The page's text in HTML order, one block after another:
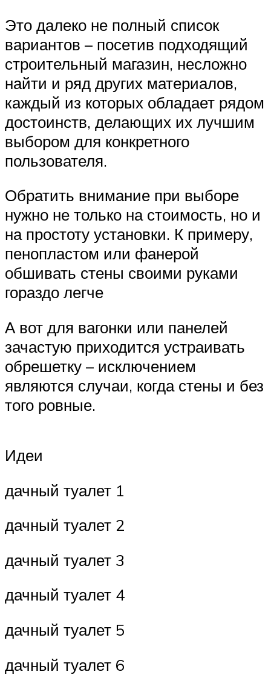
Это далеко не полный список
вариантов – посетив подходящий
строительный магазин, несложно
найти и ряд других материалов,
каждый из которых обладает рядом
достоинств, делающих их лучшим
выбором для конкретного
пользователя.
Обратить внимание при выборе
нужно не только на стоимость, но и
на простоту установки. К примеру,
пенопластом или фанерой
обшивать стены своими руками
гораздо легче
А вот для вагонки или панелей
зачастую приходится устраивать
обрешетку – исключением
являются случаи, когда стены и без
того ровные.
Идеи
дачный туалет 1
дачный туалет 2
дачный туалет 3
дачный туалет 4
дачный туалет 5
дачный туалет 6